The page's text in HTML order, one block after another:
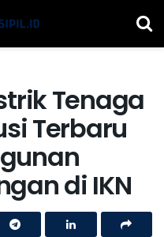
Tenaga
Terbaru
di IKN